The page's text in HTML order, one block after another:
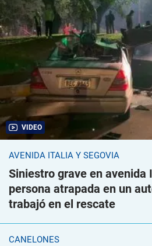
VIDEO
AVENIDA ITALIA Y SEGOVIA
Siniestro grave en avenida
persona atrapada en un
trabajó en el rescate
CANELONES